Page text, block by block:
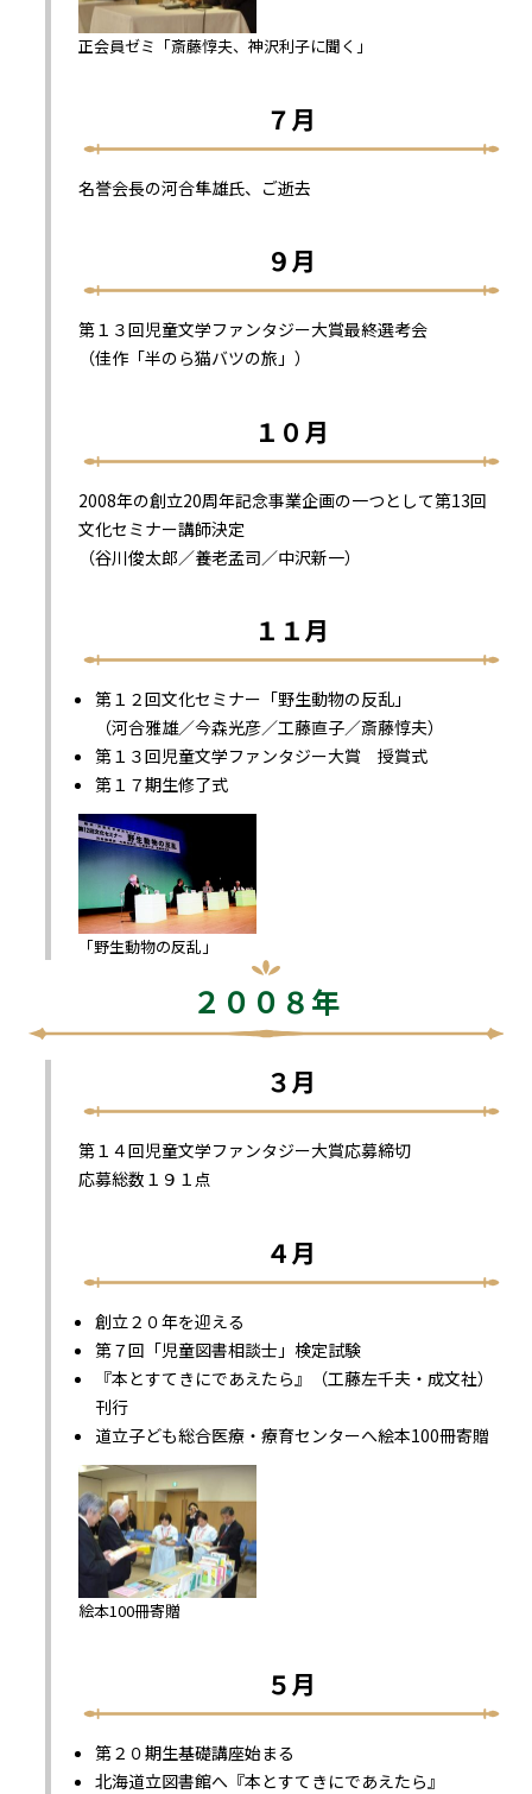
正会員ゼミ「斎藤惇夫、神沢利子に聞く」
７ 月
名誉会長の河合隼雄氏、ご逝去
９月
第１３回児童文学ファンタジー大賞最終選考会
（佳作「半のら猫バツの旅」）
１０月
2008年の創立20周年記念事業企画の一つとして第13回
文化セミナー講師決定
（谷川俊太郎／養老孟司／中沢新一）
１１月
第１２回文化セミナー「野生動物の反乱」
（河合雅雄／今森光彦／工藤直子／斎藤惇夫）
第１３回児童文学ファンタジー大賞 授賞式
第１７期生修了式
「野生動物の反乱」
２００８年
３月
第１４回児童文学ファンタジー大賞応募締切
応募総数１９１点
４月
創立２０年を迎える
第７回「児童図書相談士」検定試験
『本とすてきにであえたら』（工藤左千夫・成文社）
刊行
道立子ども総合医療・療育センターへ絵本100冊寄贈
絵本100冊寄贈
５月
第２０期生基礎講座始まる
北海道立図書館へ『本とすてきにであえたら』